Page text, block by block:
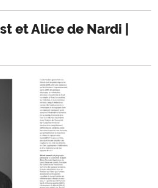
et Alice de Nardi |